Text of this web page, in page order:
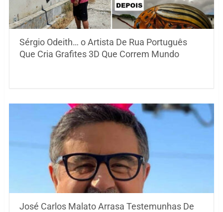
Sérgio Odeith… o Artista De Rua Português
Que Cria Grafites 3D Que Correm Mundo
José Carlos Malato Arrasa Testemunhas De